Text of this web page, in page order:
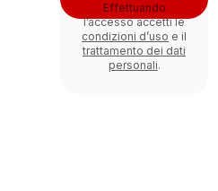
Effettuando
l’accesso accetti le
condizioni d’uso e il
trattamento dei dati
personali.